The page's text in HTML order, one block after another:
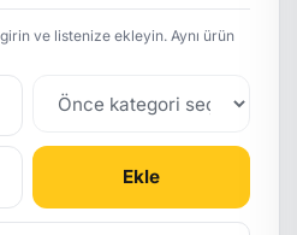
ve listenize ekleyin. Aynı ürün
Ekle